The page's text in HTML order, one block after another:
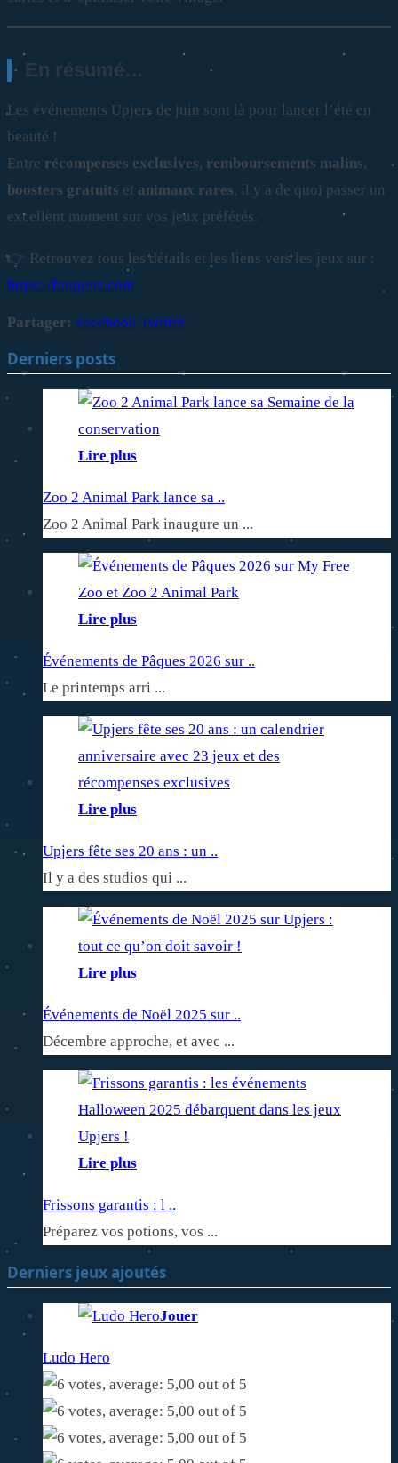
En résumé…
Les événements Upjers de juin sont là pour lancer l’été en
beauté !
Entre récompenses exclusives, remboursements malins,
boosters gratuits et animaux rares, il y a de quoi passer un
excellent moment sur vos jeux préférés.
👉 Retrouvez tous les détails et les liens vers les jeux sur :
https://fr.upjers.com
Partager: Facebook Twitter
Derniers posts
Lire plus
Zoo 2 Animal Park lance sa ..
Zoo 2 Animal Park inaugure un ...
Lire plus
Événements de Pâques 2026 sur ..
Le printemps arri ...
Lire plus
Upjers fête ses 20 ans : un ..
Il y a des studios qui ...
Lire plus
Événements de Noël 2025 sur ..
Décembre approche, et avec ...
Lire plus
Frissons garantis : l ..
Préparez vos potions, vos ...
Derniers jeux ajoutés
Jouer
Ludo Hero